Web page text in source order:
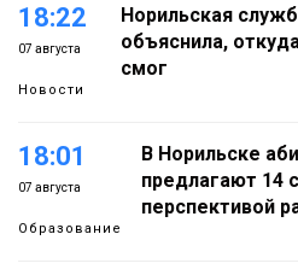
18:22
07 августа
Новости
Норильская
объяснила,
смог
18:01
07 августа
Образование
В Норильске
предлагают 14
перспективой